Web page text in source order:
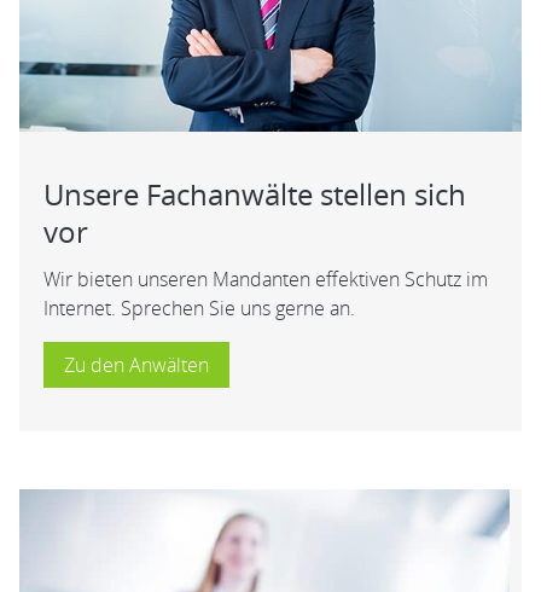
Unsere Fachanwälte stellen sich
vor
Wir bieten unseren Mandanten effektiven Schutz im
Internet. Sprechen Sie uns gerne an.
Zu den Anwälten